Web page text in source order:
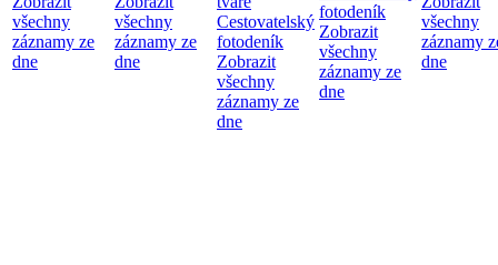
všechny
záznamy ze
dne
všechny
záznamy ze
dne
Cestovatelský
fotodeník
Zobrazit
všechny
záznamy ze
dne
fotodeník
Zobrazit
všechny
záznamy ze
dne
všechny
záznamy
dne